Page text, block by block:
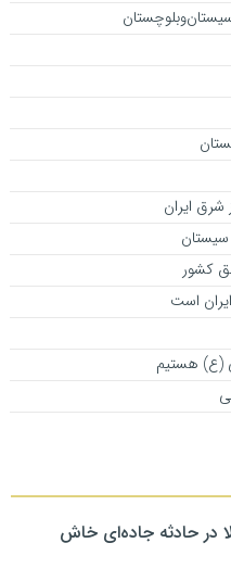
ایران
کشور
است
(ع) هستیم
در حادثه جاده‌ای خاش